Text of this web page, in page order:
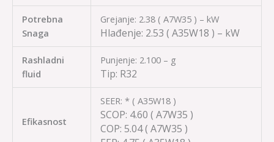
Potrebna
Snaga
Grejanje: 2.38 ( A7W35 ) – kW
Hlađenje: 2.53 ( A35W18 ) – kW
Rashladni
fluid
Punjenje: 2.100 – g
Tip: R32
Efikasnost
SEER: * ( A35W18 )
SCOP: 4.60 ( A7W35 )
COP: 5.04( A7W35 )